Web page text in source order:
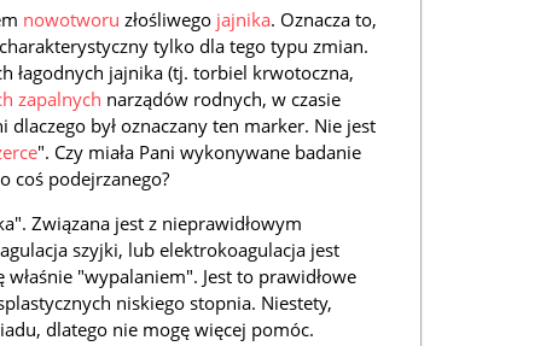
nowotworu złośliwego jajnika. Oznacza to,
tylko dla tego typu zmian.
łagodnych jajnika (tj. torbiel krwotoczna,
zapalnych narządów rodnych, w czasie
dlaczego był oznaczany ten marker. Nie jest
". Czy miała Pani wykonywane badanie
coś podejrzanego?
Związana jest z nieprawidłowym
szyjki, lub elektrokoagulacja jest
"wypalaniem". Jest to prawidłowe
niskiego stopnia. Niestety,
dlatego nie mogę więcej pomóc.